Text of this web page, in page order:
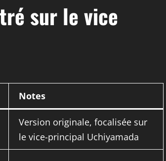
sur le vice
Notes
Version originale, focalisée sur
le vice-principal Uchiyamada